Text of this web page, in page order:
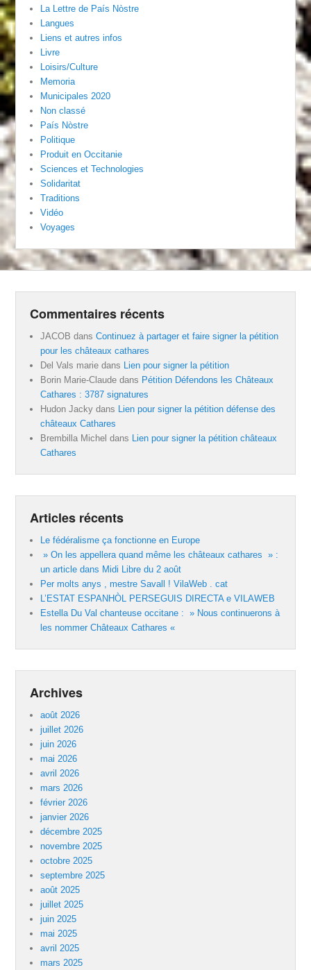
La Lettre de País Nòstre
Langues
Liens et autres infos
Livre
Loisirs/Culture
Memoria
Municipales 2020
Non classé
País Nòstre
Politique
Produit en Occitanie
Sciences et Technologies
Solidaritat
Traditions
Vidéo
Voyages
Commentaires récents
JACOB dansContinuez à partager et faire signer la pétition
pour les châteaux cathares
Del Vals marie dans
Lien pour signer la pétition
Borin Marie-Claude dans Pétition Défendons les Châteaux
Cathares : 3787 signatures
Hudon Jacky dans
Lien pour signer la pétition défense des
châteaux Cathares
Brembilla Michel dans
Lien pour signer la pétition châteaux
Cathares
Articles récents
Le fédéralisme ça fonctionne en Europe
» On les appellera quand même les châteaux cathares » :
un article dans Midi Libre du 2 août
Per molts anys , mestre Savall ! VilaWeb . cat
L’ESTAT ESPANHÒL PERSEGUIS DIRECTA e VILAWEB
Estella Du Val chanteuse occitane : » Nous continuerons à
les nommer Châteaux Cathares «
Archives
août 2026
juillet 2026
juin 2026
mai 2026
avril 2026
mars 2026
février 2026
janvier 2026
décembre 2025
novembre 2025
octobre 2025
septembre 2025
août 2025
juillet 2025
juin 2025
mai 2025
avril 2025
mars 2025